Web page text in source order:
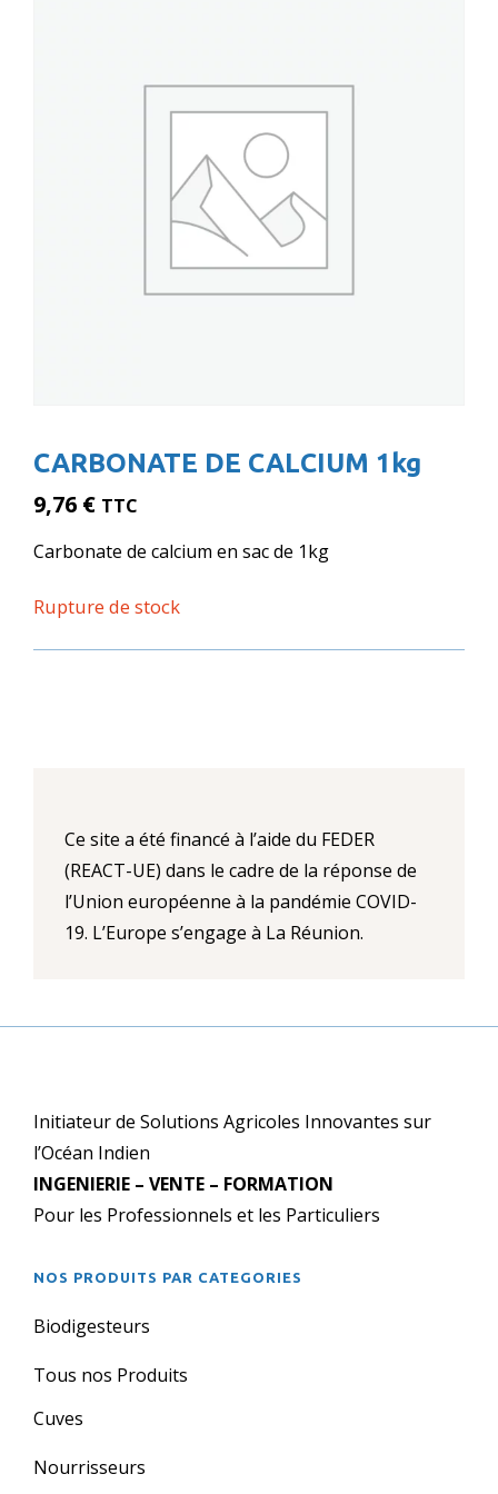
CARBONATE DE CALCIUM 1kg
9,76 € TTC
Carbonate de calcium en sac de 1kg
Rupture de stock
Ce site a été financé à l’aide du FEDER
(REACT-UE) dans le cadre de la réponse de
l’Union européenne à la pandémie COVID-
19. L’Europe s’engage à La Réunion.
Initiateur de Solutions Agricoles Innovantes sur
l’Océan Indien
INGENIERIE – VENTE – FORMATION
Pour les Professionnels et les Particuliers
NOS PRODUITS PAR CATEGORIES
Biodigesteurs
Tous nos Produits
Cuves
Nourrisseurs